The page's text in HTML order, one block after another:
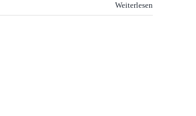
Weiterlesen